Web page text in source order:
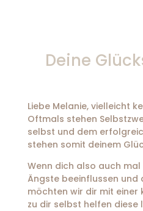
Deine
Liebe Melanie, vielleicht
Oftmals stehen
selbst und dem
stehen somit deinem
Wenn dich also auch
Ängste beeinflussen und
möchten wir dir mit einer
zu dir selbst helfen diese